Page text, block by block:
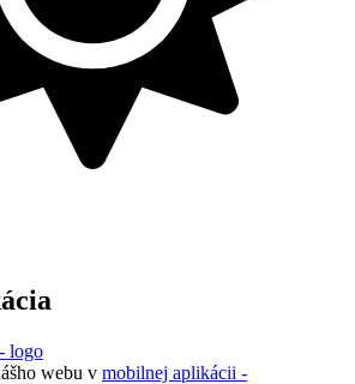
webu v mobilnej aplikácii -